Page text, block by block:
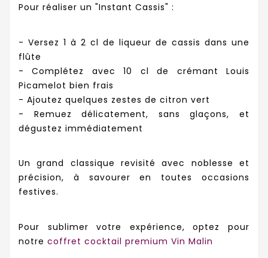
Pour réaliser un "Instant Cassis" :
- Versez 1 à 2 cl de liqueur de cassis dans une
flûte
- Complétez avec 10 cl de crémant Louis
Picamelot bien frais
- Ajoutez quelques zestes de citron vert
- Remuez délicatement, sans glaçons, et
dégustez immédiatement
Un grand classique revisité avec noblesse et
précision, à savourer en toutes occasions
festives.
Pour sublimer votre expérience, optez pour
notre coffret cocktail premium Vin Malin